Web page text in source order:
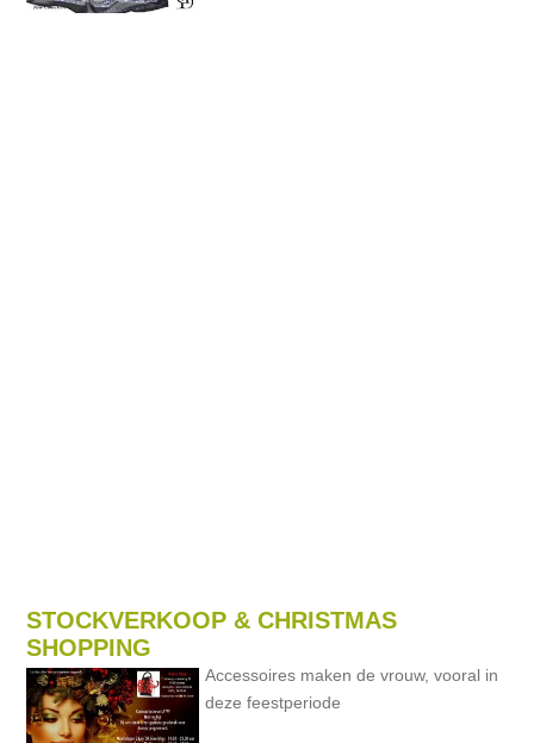
STOCKVERKOOP & CHRISTMAS
SHOPPING
Accessoires maken de vrouw, vooral in
deze feestperiode